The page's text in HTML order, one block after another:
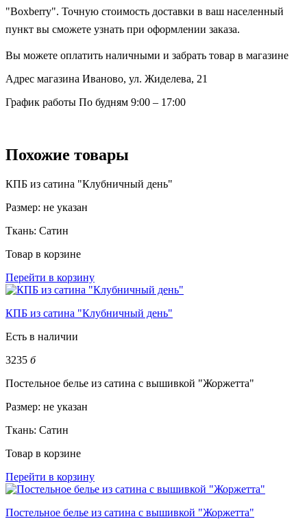
"Boxberry". Точную стоимость доставки в ваш населенный
пункт вы сможете узнать при оформлении заказа.
Вы можете оплатить наличными и забрать товар в магазине
Адрес магазина Иваново, ул. Жиделева, 21
График работы По будням 9:00 – 17:00
Похожие товары
КПБ из сатина "Клубничный день"
Размер: не указан
Ткань: Сатин
Товар в корзине
Перейти в корзину
КПБ из сатина "Клубничный день"
Есть в наличии
3235 б
Постельное белье из сатина с вышивкой "Жоржетта"
Размер: не указан
Ткань: Сатин
Товар в корзине
Перейти в корзину
Постельное белье из сатина с вышивкой "Жоржетта"